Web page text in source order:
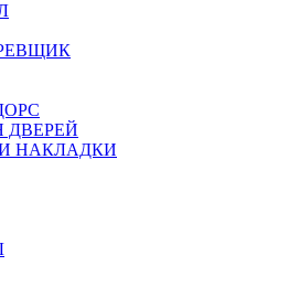
ДВЕРЕЙ
НАКЛАДКИ